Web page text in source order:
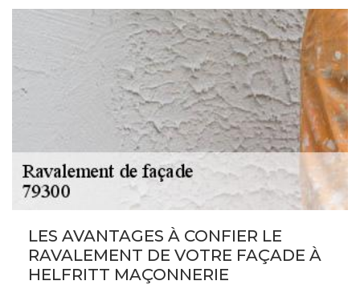
LES AVANTAGES À CONFIER LE
RAVALEMENT DE VOTRE FAÇADE À
HELFRITT MAÇONNERIE